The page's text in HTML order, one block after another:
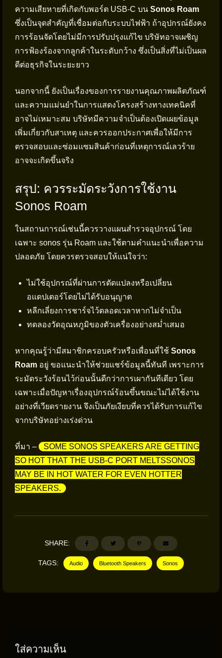
ความเสียหายที่เกิดกับพอร์ต USB-C บน Sonos Roam
ซึ่งเป็นจุดสำคัญที่เชื่อมต่อกับระบบไฟฟ้า ถ้าอุปกรณ์ยังคง
การร้อนจัดโดยไม่มีการปรับปรุงแก้ไข บริษัทอาจเผชิญ
การฟ้องร้องจากลูกค้าในระดับกว้าง ซึ่งเป็นสิ่งที่ไม่เป็นผล
ดีต่อธุรกิจในระยะยาว
นอกจากนี้ ยังเป็นเรื่องของการรายงานคุณภาพผลิตภัณฑ์
และความแม่นยำในการแสดงโครงสร้างทางเทคนิคที่
อาจไม่เหมาะสม บริษัทมีความจำเป็นต้องเปิดเผยข้อมูล
เพิ่มเกี่ยวกับสาเหตุ และควรออกประกาศเพื่อให้มีการ
ตรวจสอบและซ่อมแซมสินค้าก่อนที่เหตุการณ์เลวร้าย
อาจจะเกิดขึ้นจริง
สรุป: ควรระมัดระวังการใช้งาน
Sonos Roam
ในสถานการณ์เช่นนี้ควรวางแผนสำรวจอุปกรณ์ โดย
เฉพาะ sonos รุ่น Roam และใช้ตามคำแนะนำเพื่อความ
ปลอดภัย โดยควรตรวจสอบให้แน่ใจว่า:
ไม่ใช้อุปกรณ์ที่ผ่านการดัดแปลงหรือเปลี่ยน
อแดปเตอร์โดยไม่ได้รับอนุญาต
หลีกเลี่ยงการชาร์จไว้ตลอดเวลาหากไม่จำเป็น
ทดลองวัดอุณหภูมิของตัวเครื่องอย่างสม่ำเสมอ
หากคุณรู้ว่ามีสมาชิกครอบครัวหรือเพื่อนที่ใช้ Sonos
Roam อยู่ ขอแนะนำให้ช่วยแชร์ข้อมูลนี้ทันที เพราะการ
ระมัดระวังร้อนไว้ก่อนนั้นดีกว่าการเผากันทีเดียว โดย
เฉพาะเมื่อปัญหาเรื่องอุปกรณ์ร้อนขึ้นขณะไม่ได้ใช้งาน
อย่างที่เวียดรายงาน จึงเป็นภัยเงียบที่ควรได้รับการแก้ไข
จากบริษัทอย่างเร่งด่วน
ที่มา –
SOME SONOS SPEAKERS ARE GETTING
SO HOT THAT THE USB-C PORT MELTSSONOS
MAY BE IN HOT WATER FOR EVEN HOTTER
SPEAKERS.
SHARE:
TAGS: Audio Bluetooth Speakers Sonos
ใส่ความเห็น